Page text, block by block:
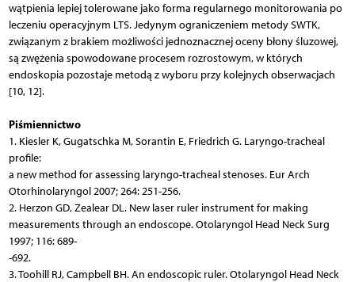
wątpienia lepiej tolerowane jako forma regularnego monitorowania po
leczeniu operacyjnym LTS. Jedynym ograniczeniem metody SWTK,
związanym z brakiem możliwości jednoznacznej oceny błony śluzowej,
są zwężenia spowodowane procesem rozrostowym, w których
endoskopia pozostaje metodą z wyboru przy kolejnych obserwacjach
[10, 12].
Piśmiennictwo
1. Kiesler K, Gugatschka M, Sorantin E, Friedrich G. Laryngo-tracheal
profile:
a new method for assessing laryngo-tracheal stenoses. Eur Arch
Otorhinolaryngol 2007; 264: 251-256.
2. Herzon GD, Zealear DL. New laser ruler instrument for making
measurements through an endoscope. Otolaryngol Head Neck Surg
1997; 116: 689-
-692.
3. Toohill RJ, Campbell BH. An endoscopic ruler. Otolaryngol Head Neck